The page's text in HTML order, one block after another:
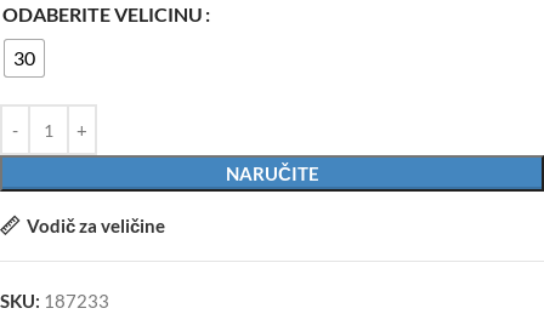
ODABERITE VELICINU
30
NARUČITE
Vodič za veličine
SKU: 187233